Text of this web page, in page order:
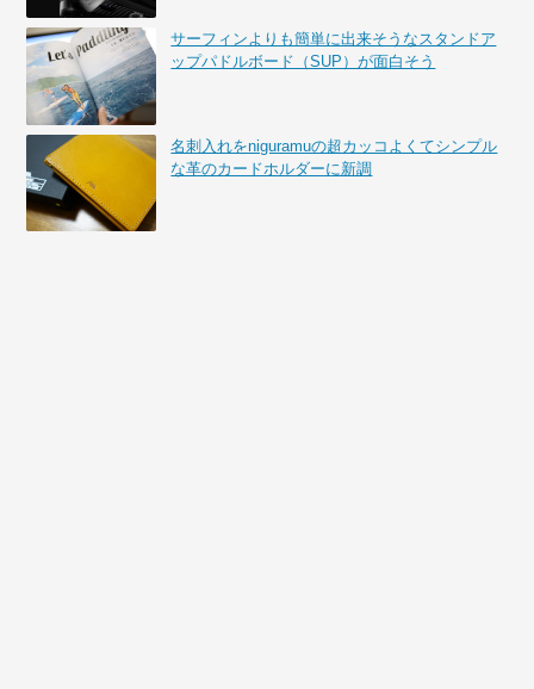
サーフィンよりも簡単に出来そうなスタンドア
ップパドルボード（SUP）が面白そう
名刺入れをniguramuの超カッコよくてシンプル
な革のカードホルダーに新調